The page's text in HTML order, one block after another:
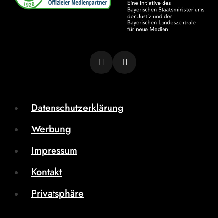
Datenschutzerklärung
Werbung
Impressum
Kontakt
Privatsphäre